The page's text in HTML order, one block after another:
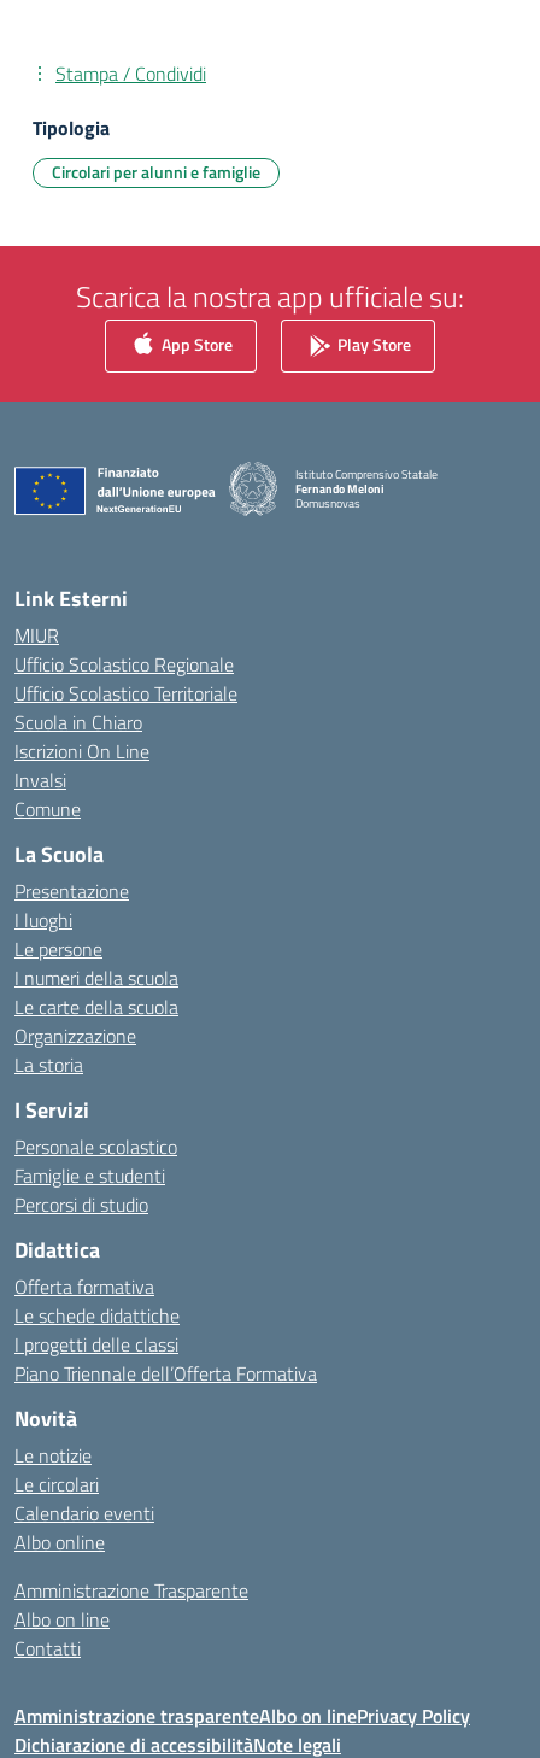
Stampa / Condividi
Tipologia
Circolari per alunni e famiglie
Scarica la nostra app ufficiale su:
App Store Play Store
Istituto Comprensivo Statale
Fernando Meloni
Domusnovas
Link Esterni
MIUR
Ufficio Scolastico Regionale
Ufficio Scolastico Territoriale
Scuola in Chiaro
Iscrizioni On Line
Invalsi
Comune
La Scuola
Presentazione
I luoghi
Le persone
I numeri della scuola
Le carte della scuola
Organizzazione
La storia
I Servizi
Personale scolastico
Famiglie e studenti
Percorsi di studio
Didattica
Offerta formativa
Le schede didattiche
I progetti delle classi
Piano Triennale dell’Offerta Formativa
Novità
Le notizie
Le circolari
Calendario eventi
Albo online
Amministrazione Trasparente
Albo on line
Contatti
Amministrazione trasparenteAlbo on linePrivacy Policy
Dichiarazione di accessibilitàNote legali